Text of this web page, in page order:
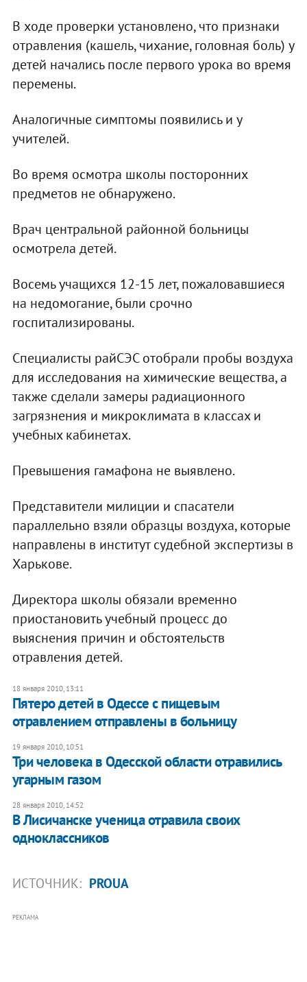
В ходе проверки установлено, что признаки
отравления (кашель, чихание, головная боль) у
детей начались после первого урока во время
перемены.
Аналогичные симптомы появились и у
учителей.
Во время осмотра школы посторонних
предметов не обнаружено.
Врач центральной районной больницы
осмотрела детей.
Восемь учащихся 12-15 лет, пожаловавшиеся
на недомогание, были срочно
госпитализированы.
Специалисты райСЭС отобрали пробы воздуха
для исследования на химические вещества, а
также сделали замеры радиационного
загрязнения и микроклимата в классах и
учебных кабинетах.
Превышения гамафона не выявлено.
Представители милиции и спасатели
параллельно взяли образцы воздуха, которые
направлены в институт судебной экспертизы в
Харькове.
Директора школы обязали временно
приостановить учебный процесс до
выяснения причин и обстоятельств
отравления детей.
18 января 2010, 13:11
Пятеро детей в Одессе с пищевым
отравлением отправлены в больницу
19 января 2010, 10:51
Три человека в Одесской области отравились
угарным газом
28 января 2010, 14:52
В Лисичанске ученица отравила своих
одноклассников
ИСТОЧНИК: PROUA
РЕКЛАМА